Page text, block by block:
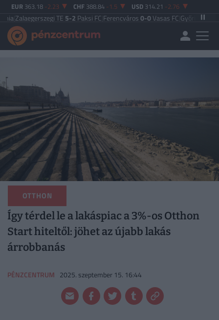
EUR 363.18 -2.23 CHF 388.84 -1.5 USD 314.21 -2.76
TE5-2Paksi FC |Ferencváros 0-0Vasas FC|Győri ETO FC4-0
OTTHON
Így térdel le a lakáspiac a 3%-os Otthon
Start hiteltől: jöhet az újabb lakás
árrobbanás
PÉNZCENTRUM 2025. szeptember 15. 16:44